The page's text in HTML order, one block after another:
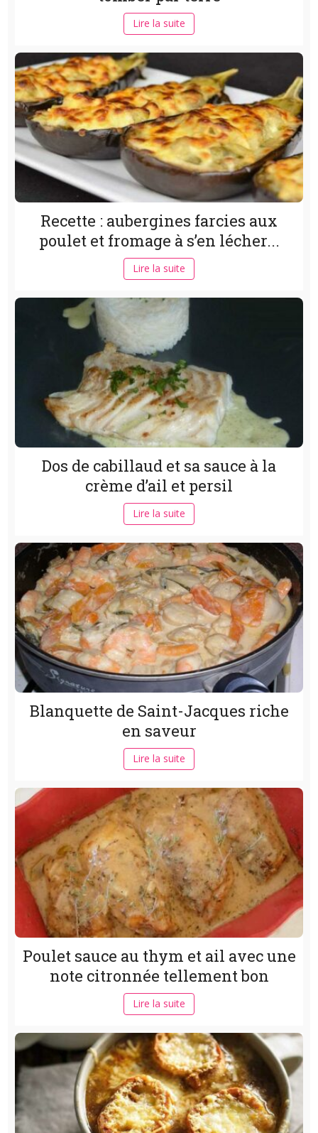
Lire la suite
Recette : aubergines farcies aux
poulet et fromage à s’en lécher...
Lire la suite
Dos de cabillaud et sa sauce à la
crème d’ail et persil
Lire la suite
Blanquette de Saint-Jacques riche
en saveur
Lire la suite
Poulet sauce au thym et ail avec une
note citronnée tellement bon
Lire la suite